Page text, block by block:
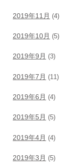
2019年11月 (4)
2019年10月 (5)
2019年9月 (3)
2019年7月 (11)
2019年6月 (4)
2019年5月 (5)
2019年4月 (4)
2019年3月 (5)